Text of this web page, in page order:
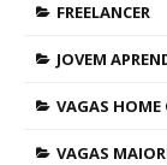
FREELANCER
JOVEM
VAGAS HOME
VAGAS